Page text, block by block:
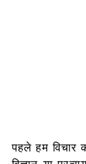
पहले हम विचार